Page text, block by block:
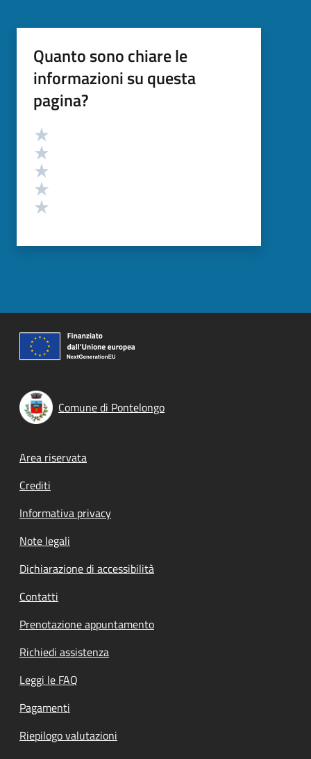
Quanto sono chiare le
informazioni su questa
pagina?
Valutazione
Comune di Pontelongo
Footer menu
Area riservata
Crediti
Informativa privacy
Note legali
Dichiarazione di accessibilità
Contatti
Prenotazione appuntamento
Richiedi assistenza
Leggi le FAQ
Pagamenti
Riepilogo valutazioni